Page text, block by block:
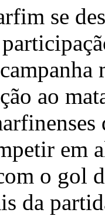
se
ao
em
o gol
da